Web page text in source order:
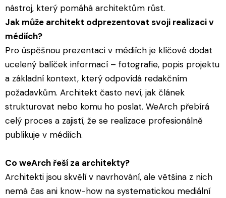
nástroj, který pomáhá architektům růst.
Jak může architekt odprezentovat svoji realizaci v
médiích?
Pro úspěšnou prezentaci v médiích je klíčové dodat
ucelený balíček informací – fotografie, popis projektu
a základní kontext, který odpovídá redakčním
požadavkům. Architekt často neví, jak článek
strukturovat nebo komu ho poslat. WeArch přebírá
celý proces a zajistí, že se realizace profesionálně
publikuje v médiích.
Co weArch řeší za architekty?
Architekti jsou skvělí v navrhování, ale většina z nich
nemá čas ani know-how na systematickou mediální